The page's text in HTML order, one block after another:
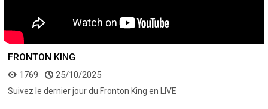
FRONTON KING
1769 25/10/2025
Suivez le dernier jour du Fronton King en LIVE